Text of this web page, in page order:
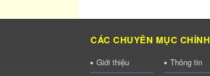
CÁC CHUYÊN MỤC CHÍNH
Giới thiệu
Thông tin